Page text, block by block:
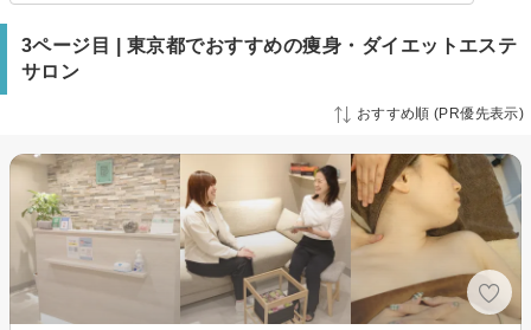
3ページ目 | 東京都でおすすめの痩身・ダイエットエステ
サロン
おすすめ順 (PR優先表示)